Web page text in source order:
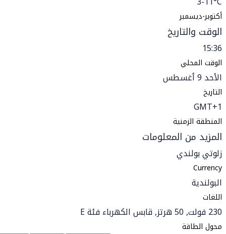
أكتوبر-ديسمبر
الوقت والتاريخ
15:36
الوقت المحلي
الأحد 9 أغسطس
التاريخ
GMT+1
المنطقة الزمنية
المزيد من المعلومات
زلوتي بولندي
Currency
البولندية
اللغات
230 فولت, 50 هرتز, قابس الكهرباء فئة E
محول الطاقة